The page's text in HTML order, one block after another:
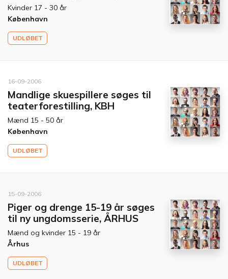
Kvinder 17 - 30 år
København
UDLØBET
16-09-2006
Mandlige skuespillere søges til
teaterforestilling, KBH
Mænd 15 - 50 år
København
UDLØBET
15-09-2006
Piger og drenge 15-19 år søges
til ny ungdomsserie, ÅRHUS
Mænd og kvinder 15 - 19 år
Århus
UDLØBET